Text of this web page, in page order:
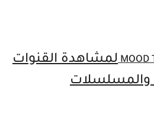
MOOD لمشاهدة القنوات
والمسلسلات